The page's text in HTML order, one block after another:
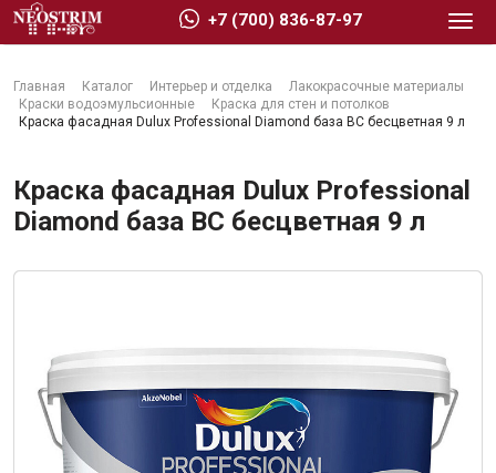
Главная Каталог Интерьер и отделка
Лакокрасочные материалы
Краски водоэмульсионные
Краска для стен и потолков
Краска фасадная Dulux Professional Diamond база BC бесцветная 9 л
Краска фасадная Dulux Professional
Diamond база BC бесцветная 9 л
+7 (700) 836-87-97
Стройматериалы
Сухие строительные смеси
Кровельные материалы
Ещё 2